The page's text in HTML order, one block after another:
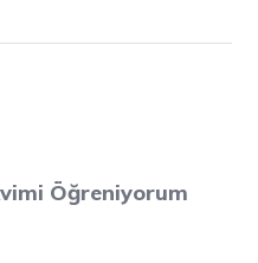
Öğreniyorum